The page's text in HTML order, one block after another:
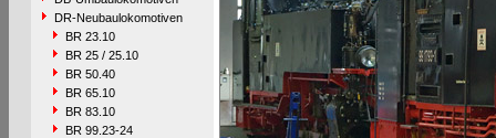
DR-Neubaulokomotiven
BR 23.10
BR 25 / 25.10
BR 50.40
BR 65.10
BR 83.10
BR 99.23-24